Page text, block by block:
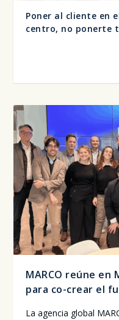
Poner al cliente en
centro, no ponerte
MARCO reúne en
para co-crear el
La agen­cia glo­bal